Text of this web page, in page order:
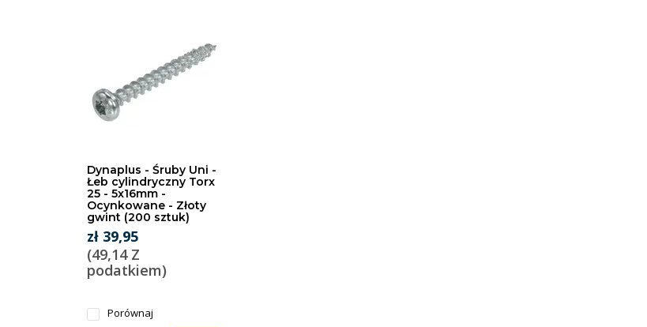
Dynaplus - Śruby Uni -
Łeb cylindryczny Torx
25 - 5x16mm -
Ocynkowane - Złoty
gwint (200 sztuk)
zł 39,95
(49,14 Z
podatkiem)
Porównaj